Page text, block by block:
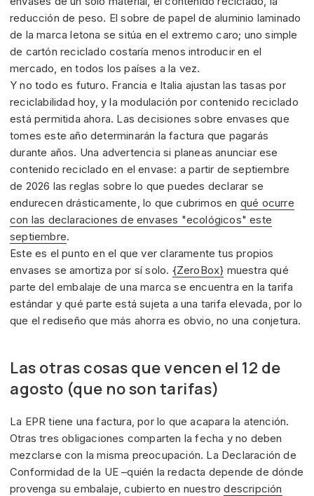
reducción de peso. El sobre de papel de aluminio laminado
de la marca letona se sitúa en el extremo caro; uno simple
de cartón reciclado costaría menos introducir en el
mercado, en todos los países a la vez.
Y no todo es futuro. Francia e Italia ajustan las tasas por
reciclabilidad hoy, y la modulación por contenido reciclado
está permitida ahora. Las decisiones sobre envases que
tomes este año determinarán la factura que pagarás
durante años. Una advertencia si planeas anunciar ese
contenido reciclado en el envase: a partir de septiembre
de 2026 las reglas sobre lo que puedes declarar se
endurecen drásticamente, lo que cubrimos en qué ocurre
con las declaraciones de envases "ecológicos" este
septiembre.
Este es el punto en el que ver claramente tus propios
envases se amortiza por sí solo. {ZeroBox} muestra qué
parte del embalaje de una marca se encuentra en la tarifa
estándar y qué parte está sujeta a una tarifa elevada, por lo
que el rediseño que más ahorra es obvio, no una conjetura.
Las otras cosas que vencen el 12 de
agosto (que no son tarifas)
La EPR tiene una factura, por lo que acapara la atención.
Otras tres obligaciones comparten la fecha y no deben
mezclarse con la misma preocupación. La Declaración de
Conformidad de la UE –quién la redacta depende de dónde
provenga su embalaje, cubierto en nuestrodescripción